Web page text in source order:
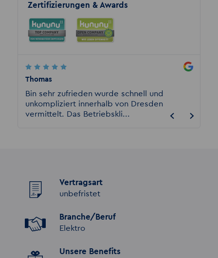
Zertifizierungen & Awards
Thomas
Bin sehr zufrieden wurde schnell und
unkompliziert innerhalb von Dresden
vermittelt. Das Betriebskli...
Vertragsart
unbefristet
Branche/Beruf
Elektro
Unsere Benefits